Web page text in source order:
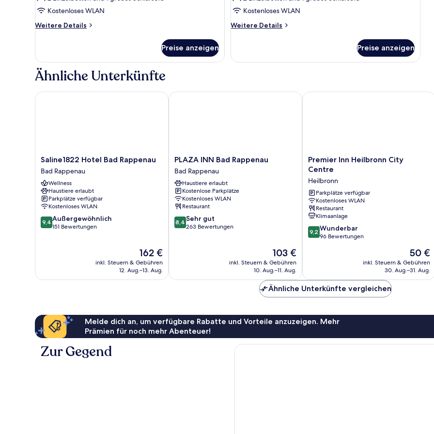
Kostenloses WLAN
Weitere Details
Weitere
Balkon
Preise anzeigen
Kostenloses WLAN
Weitere Details
Weitere
Zimmer,
Preise anzeigen
Ähnliche Unterkünfte
Saline1822
Hotel
Bad
Rappenau
Bad
Rappenau
Saline1822 Hotel Bad Rappenau
Bad Rappenau
Wellness
Haustiere erlaubt
Parkplätze verfügbar
Kostenloses WLAN
9.4
von
9,4 Außergewöhnlich
151 Bewertungen
Der
Preis
beträgt
162 €
inkl. Steuern & Gebühren
12. Aug.–13. Aug.
Saline1822 Hotel Bad Rappenau
PLAZA
INN
Bad
Rappenau
Bad
Rappenau
PLAZA INN Bad Rappenau
Bad Rappenau
Haustiere erlaubt
Kostenlose Parkplätze
Kostenloses WLAN
Restaurant
8.4
von
8,4 Sehr gut
263 Bewertungen
Der
Preis
beträgt
103 €
inkl. Steuern & Gebühren
10. Aug.–11. Aug.
PLAZA INN Bad Rappenau
Premier
Inn
City
Centre
Heilbronn
Premier Inn Heilbronn City
Centre
Heilbronn
Parkplätze verfügbar
Kostenloses WLAN
Restaurant
Klimaanlage
9.2
von
9,2 Wunderbar
96 Bewertungen
Der
Preis
beträgt
50 €
inkl. Steuern & Gebühren
30. Aug.–31. Aug.
Premier Inn Heilbronn City Centre
Ähnliche Unterkünfte vergleichen
Melde dich an, um verfügbare Rabatte und Vorteile anzuzeigen. Mehr
Prämien für noch mehr Abenteuer!
Zur Gegend